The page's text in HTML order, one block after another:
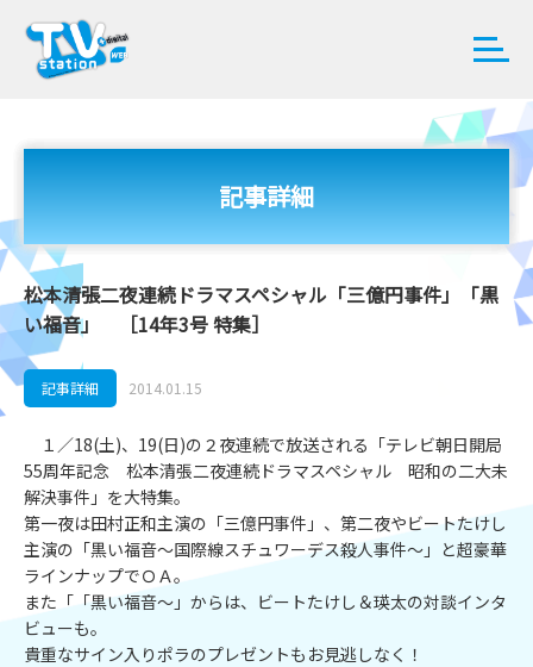
記事詳細
松本清張二夜連続ドラマスペシャル「三億円事件」「黒
い福音」 ［14年3号 特集］
記事詳細 2014.01.15
１／18(土)、19(日)の２夜連続で放送される「テレビ朝日開局
55周年記念 松本清張二夜連続ドラマスペシャル 昭和の二大未
解決事件」を大特集。
第一夜は田村正和主演の「三億円事件」、第二夜やビートたけし
主演の「黒い福音～国際線スチュワーデス殺人事件～」と超豪華
ラインナップでＯＡ。
また「「黒い福音～」からは、ビートたけし＆瑛太の対談インタ
ビューも。
貴重なサイン入りポラのプレゼントもお見逃しなく！